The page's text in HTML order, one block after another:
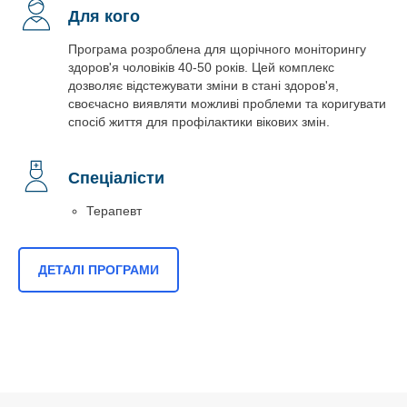
Для кого
Програма розроблена для щорічного моніторингу
здоров'я чоловіків 40-50 років. Цей комплекс
дозволяє відстежувати зміни в стані здоров'я,
своєчасно виявляти можливі проблеми та коригувати
спосіб життя для профілактики вікових змін.
Спеціалісти
Терапевт
ДЕТАЛІ ПРОГРАМИ